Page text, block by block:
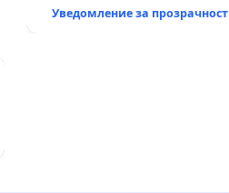
Уведомление за прозрачност